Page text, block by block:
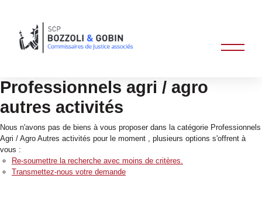
Professionnels agri / agro
autres activités
Nous n'avons pas de biens à vous proposer dans la catégorie Professionnels
Agri / Agro Autres activités pour le moment , plusieurs options s'offrent à
vous :
Re-soumettre la recherche avec moins de critères.
Transmettez-nous votre demande